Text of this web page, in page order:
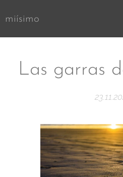
miísimo
Las garras